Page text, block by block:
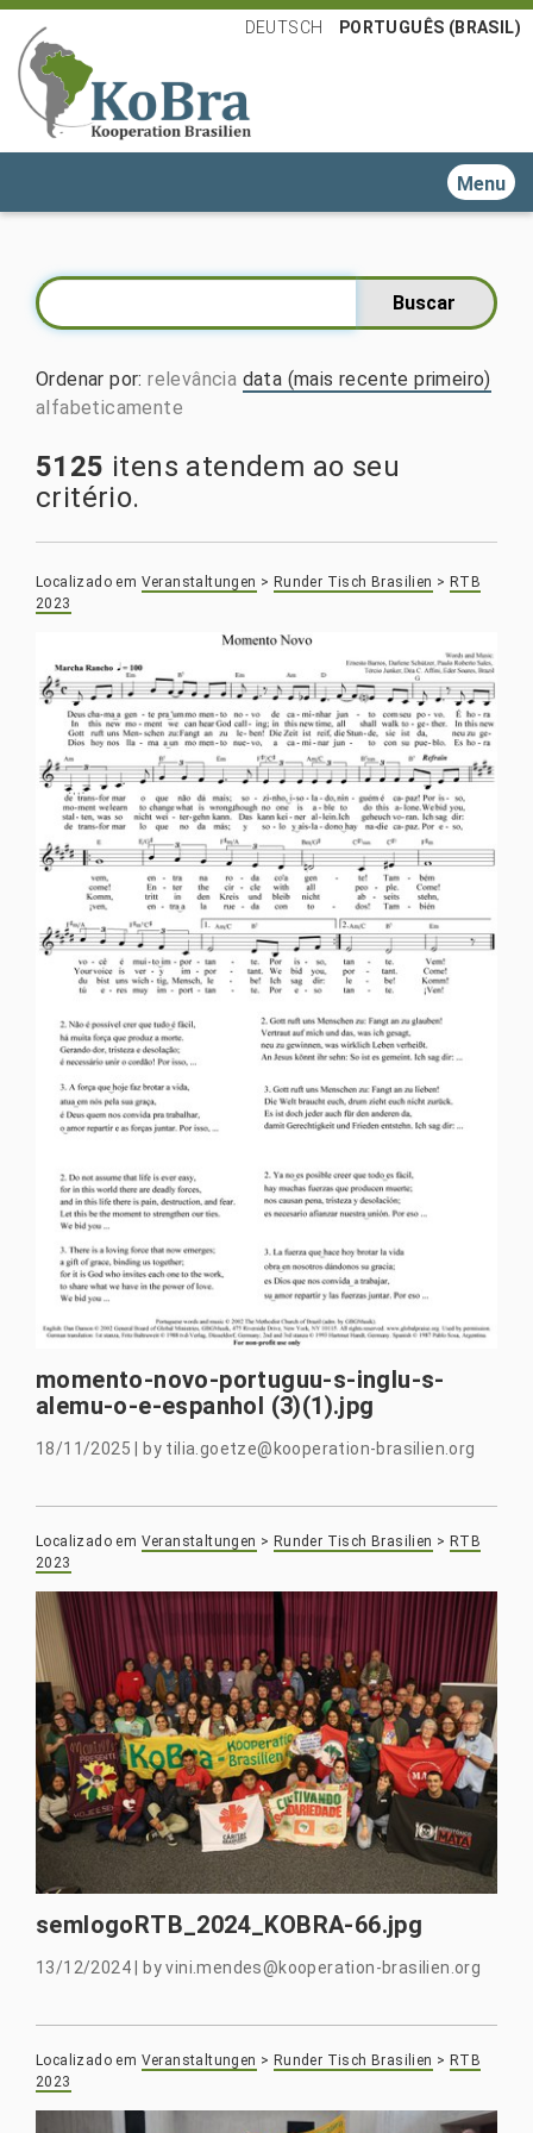
DEUTSCH PORTUGUÊS (BRASIL)
Toggle
Ordenar por:relevância data (mais recente primeiro)
alfabeticamente
5125 itens atendem ao seu
critério.
Localizado em Veranstaltungen > Runder Tisch Brasilien > RTB
2023
momento-novo-portuguu-s-inglu-s-
alemu-o-e-espanhol (3)(1).jpg
18/11/2025 by tilia.goetze@kooperation-brasilien.org
Localizado em Veranstaltungen > Runder Tisch Brasilien > RTB
2023
semlogoRTB_2024_KOBRA-66.jpg
13/12/2024|byvini.mendes@kooperation-brasilien.org
Localizado em Veranstaltungen > Runder Tisch Brasilien > RTB
2023